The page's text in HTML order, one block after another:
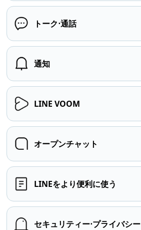
トーク⋅通話
通知
LINE VOOM
オープンチャット
LINEをより便利に使う
セキュリティー⋅プライバシー